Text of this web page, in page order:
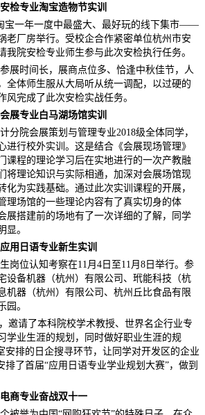
专业淘宝造物节实训
宝一年一度中最盛大、最好玩的线下集市——
老厂房举行。受校企合作紧密单位杭州市安
我院安检专业师生参与此次安检执行任务。
展时间长，展商点位多、恰逢中秋佳节，人
全体师生服从大局听从统一调配，以过硬的
风完成了此次安检实战任务。
专业白马湖场馆实训
分院会展策划与管理专业2018级全体同学，
进行校外实训。这是结合《会展现场管理》
课程的理论学习后在实地进行的一次产教融
将理论知识与实际相通，加深对会展场馆现
化为实践基础。通过此次实训课程的开展，
理场馆的一些理论内容有了真实切身的体
展搭建前的场地有了一次详细的了解，同学
显。
用日语专业新生实训
岗位认知考察在11月4日至11月8日举行。参
设备机器（杭州）有限公司、玳能科技（杭
机器（杭州）有限公司、杭州丘比食品有限
园。
邀请了本科院校学术教授、世界名企行业专
学业生涯的规划，同时做好职业生涯的规
安排的日企搜寻环节，让同学对开发区的企业
排了首届“应用日语专业学业规划大赛”，做到
商专业奋战双十一